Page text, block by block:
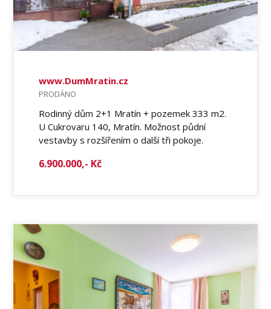
www.DumMratin.cz
PRODÁNO
Rodinný dům 2+1 Mratín + pozemek 333 m2.
U Cukrovaru 140, Mratín. Možnost půdní
vestavby s rozšířením o další tři pokoje.
6.900.000,- Kč